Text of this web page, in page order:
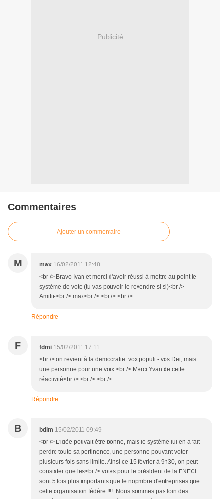
Publicité
Commentaires
Ajouter un commentaire
M max 16/02/2011 12:48
<br /> Bravo Ivan et merci d'avoir réussi à mettre au point le
système de vote (tu vas pouvoir le revendre si si)<br />
Amitié<br /> max<br /> <br /> <br />
Répondre
F fdmi 15/02/2011 17:11
<br /> on revient à la democratie. vox populi - vos Dei, mais
une personne pour une voix.<br /> Merci Yvan de cette
réactivité<br /> <br /> <br />
Répondre
B bdim 15/02/2011 09:49
<br /> L'idée pouvait être bonne, mais le système lui en a fait
perdre toute sa pertinence, une personne pouvant voter
plusieurs fois sans limite. Ainsi ce 15 février à 9h30, on peut
constater que les<br /> votes pour le président de la FNECI
sont 5 fois plus importants que le nopmbre d'entreprises que
cette organisation fédère !!!!. Nous sommes pas loin des